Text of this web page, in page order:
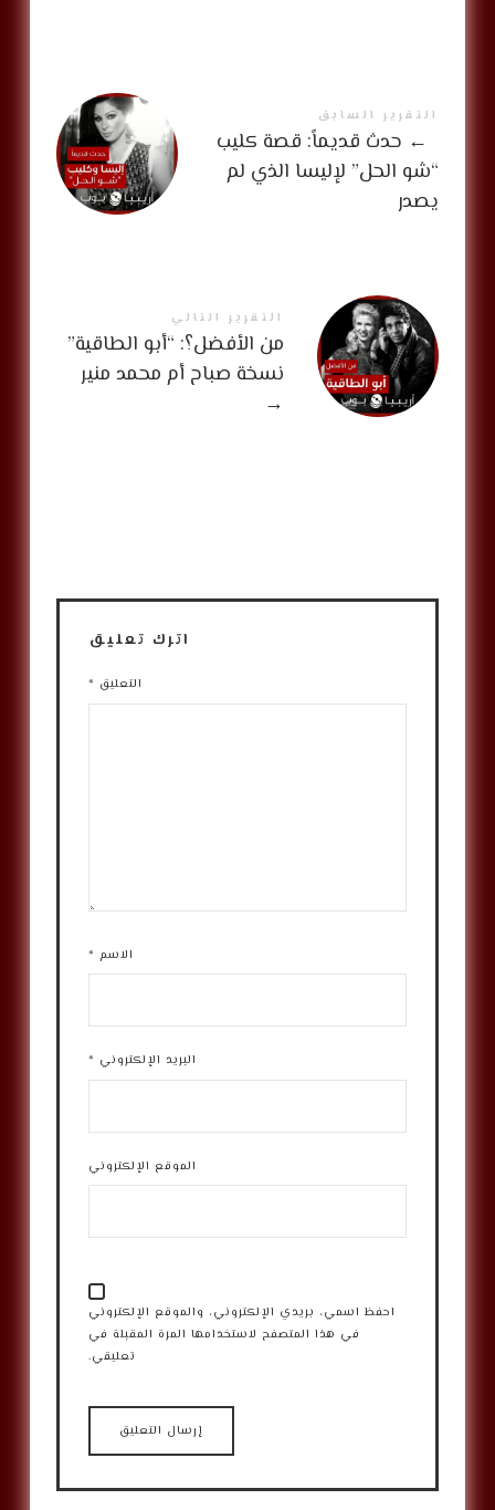
التقرير السابق
← حدث قديماً: قصة كليب
“شو الحل” لإليسا الذي لم
يصدر
التقرير التالي
من الأفضل؟: “أبو الطاقية”
نسخة صباح أم محمد منير
→
اترك تعليق
التعليق *
الاسم *
البريد الإلكتروني *
الموقع الإلكتروني
احفظ اسمي، بريدي الإلكتروني، والموقع الإلكتروني
في هذا المتصفح لاستخدامها المرة المقبلة في
تعليقي.